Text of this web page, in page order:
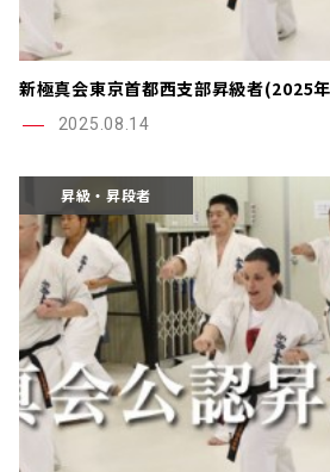
新極真会東京首都西支部昇級者(2025
2025.08.14
昇級・昇段者